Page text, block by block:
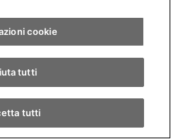
un'auto
Contatto
cookie
tutti
tutti